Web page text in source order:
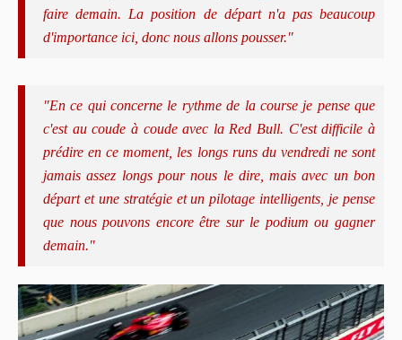
faire demain. La position de départ n'a pas beaucoup
d'importance ici, donc nous allons pousser."
"En ce qui concerne le rythme de la course je pense que
c'est au coude à coude avec la Red Bull. C'est difficile à
prédire en ce moment, les longs runs du vendredi ne sont
jamais assez longs pour nous le dire, mais avec un bon
départ et une stratégie et un pilotage intelligents, je pense
que nous pouvons encore être sur le podium ou gagner
demain."